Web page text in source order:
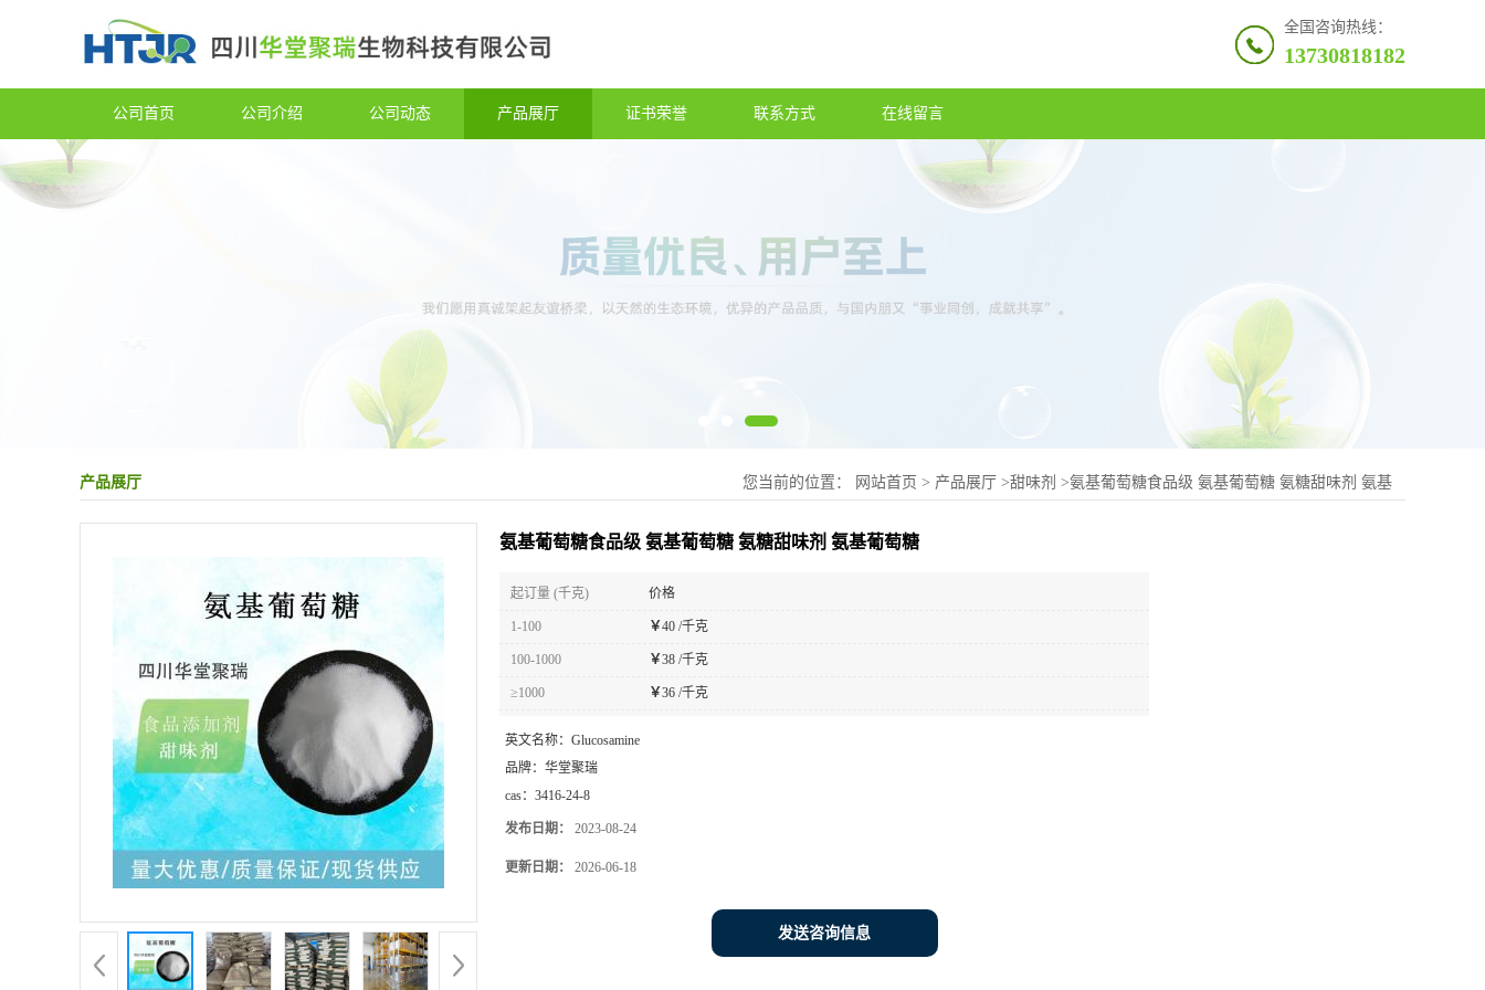
全国咨询热线：
13730818182
公司首页 公司介绍 公司动态 产品展厅 证书荣誉 联系方式 在线留言
产品展厅 您当前的位置： 网站首页 > 产品展厅 >甜味剂 >氨基葡萄糖食品级 氨基葡萄糖 氨糖甜味剂 氨基
氨基葡萄糖食品级 氨基葡萄糖 氨糖甜味剂 氨基葡萄糖
起订量 (千克) 价格
1-100 ￥40 /千克
100-1000 ￥38 /千克
≥1000 ￥36 /千克
英文名称： Glucosamine
品牌： 华堂聚瑞
cas： 3416-24-8
发布日期： 2023-08-24
更新日期： 2026-06-18
发送咨询信息